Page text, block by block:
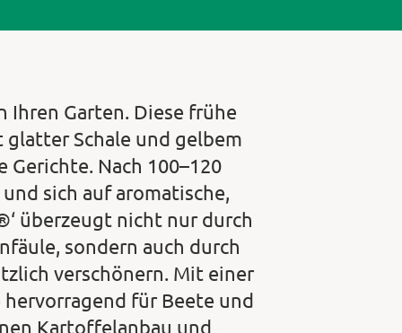
Ihren Garten. Diese frühe
Schale und gelbem
Nach 100–120
sich auf aromatische,
überzeugt nicht nur durch
sondern auch durch
verschönern. Mit einer
hervorragend für Beete und
Kartoffelanbau und